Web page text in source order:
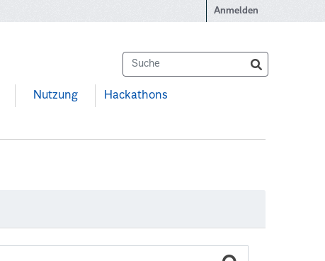
Anmelden
Nutzung Hackathons